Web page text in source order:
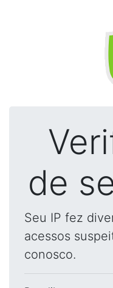
de
Seu IP fez
acessos
conosco.